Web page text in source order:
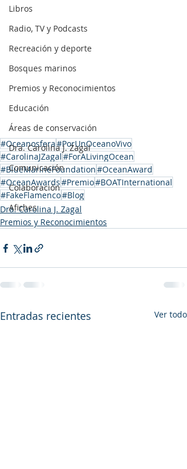
Libros
Radio, TV y Podcasts
Recreación y deporte
Bosques marinos
Premios y Reconocimientos
Educación
Áreas de conservación
Dra. Carolina J. Zagal
Comunicación
Colaboración
Afiches
#Oceanosfera#PorUnOceanoVivo
#CarolinaJZagal#ForALivingOcean
#BlueMarineFoundation#OceanAward
#OceanAwards#Premio#BOATInternational
#FakeFlamenco#Blog
Dra. Carolina J. Zagal
Premios y Reconocimientos
Entradas recientes Ver todo